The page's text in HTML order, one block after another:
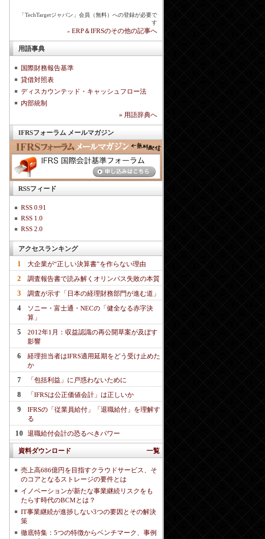
「TechTargetジャパン」会員（無料）への登録が必要で
す
» ERP＆IFRSのその他の記事へ
用語事典
国際財務報告基準
貸借対照表
ディスカウンテッド・キャッシュフロー法
内部統制
» 用語辞典へ
IFRSフォーラム メールマガジン
RSSフィード
RSS 0.91
RSS 1.0
RSS 2.0
アクセスランキング
1 大企業が“正しい決算書”を作らない理由
2 調査報告書で読み解くオリンパス失敗の本質
3 調査が示す「日本の経理財務部門が進む道」
4
ソニー・富士通・NECの「健全なる赤字決
算」
5
2012年1月：収益認識の再公開草案が及ぼす
影響
6
経理担当者はIFRS適用延期をどう受け止めた
か
7 「包括利益」に戸惑わないために
8 「IFRSは公正価値会計」は正しいか
9
IFRSの「従業員給付」「退職給付」を理解す
る
10 退職給付会計の恐るべきパワー
資料ダウンロード 一覧
売上高686億円を目指すクラウドサービス、そ
のコアとなるストレージの要件とは
イノベーションが新たな事業継続リスクをも
たらす時代のBCMとは？
IT事業継続が進捗しない3つの要因とその解決
策
徹底特集：5つの特徴からベンチマーク、事例